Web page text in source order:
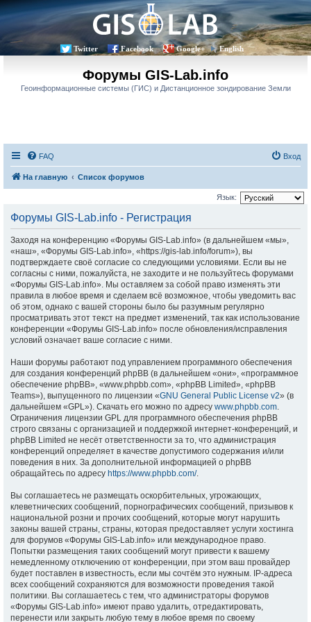
Twitter Facebook Google+ English
Форумы GIS-Lab.info
Геоинформационные системы (ГИС) и Дистанционное зондирование Земли
FAQ Вход
На главную Список форумов
Язык:
Форумы GIS-Lab.info - Регистрация
Заходя на конференцию «Форумы GIS-Lab.info» (в дальнейшем «мы»,
«наш», «Форумы GIS-Lab.info», «https://gis-lab.info/forum»), вы
подтверждаете своё согласие со следующими условиями. Если вы не
согласны с ними, пожалуйста, не заходите и не пользуйтесь форумами
«Форумы GIS-Lab.info». Мы оставляем за собой право изменять эти
правила в любое время и сделаем всё возможное, чтобы уведомить вас
об этом, однако с вашей стороны было бы разумным регулярно
просматривать этот текст на предмет изменений, так как использование
конференции «Форумы GIS-Lab.info» после обновления/исправления
условий означает ваше согласие с ними.
Наши форумы работают под управлением программного обеспечения
для создания конференций phpBB (в дальнейшем «они», «программное
обеспечение phpBB», «www.phpbb.com», «phpBB Limited», «phpBB
Teams»), выпущенного по лицензии «GNU General Public License v2» (в
дальнейшем «GPL»). Скачать его можно по адресу www.phpbb.com.
Ограничения лицензии GPL для программного обеспечения phpBB
строго связаны с организацией и поддержкой интернет-конференций, и
phpBB Limited не несёт ответственности за то, что администрация
конференций определяет в качестве допустимого содержания и/или
поведения в них. За дополнительной информацией о phpBB
обращайтесь по адресу https://www.phpbb.com/.
Вы соглашаетесь не размещать оскорбительных, угрожающих,
клеветнических сообщений, порнографических сообщений, призывов к
национальной розни и прочих сообщений, которые могут нарушить
законы вашей страны, страны, которая предоставляет услуги хостинга
для форумов «Форумы GIS-Lab.info» или международное право.
Попытки размещения таких сообщений могут привести к вашему
немедленному отключению от конференции, при этом ваш провайдер
будет поставлен в известность, если мы сочтём это нужным. IP-адреса
всех сообщений сохраняются для возможности проведения такой
политики. Вы соглашаетесь с тем, что администраторы форумов
«Форумы GIS-Lab.info» имеют право удалить, отредактировать,
перенести или закрыть любую тему в любое время по своему